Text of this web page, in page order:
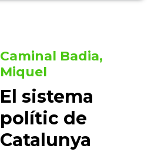
Caminal Badia,
Miquel
El sistema
polític de
Catalunya